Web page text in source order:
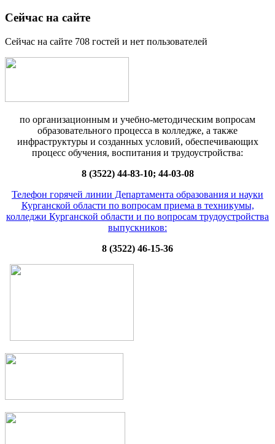
Сейчас на сайте
Сейчас на сайте 708 гостей и нет пользователей
по организационным и учебно-методическим вопросам
образовательного процесса в колледже, а также
инфраструктуры и созданных условий, обеспечивающих
процесс обучения, воспитания и трудоустройства:
8 (3522) 44-83-10; 44-03-08
Телефон горячей линии Департамента образования и науки
Курганской области по вопросам приема в техникумы,
колледжи Курганской области и по вопросам трудоустройства
выпускников:
8 (3522) 46-15-36